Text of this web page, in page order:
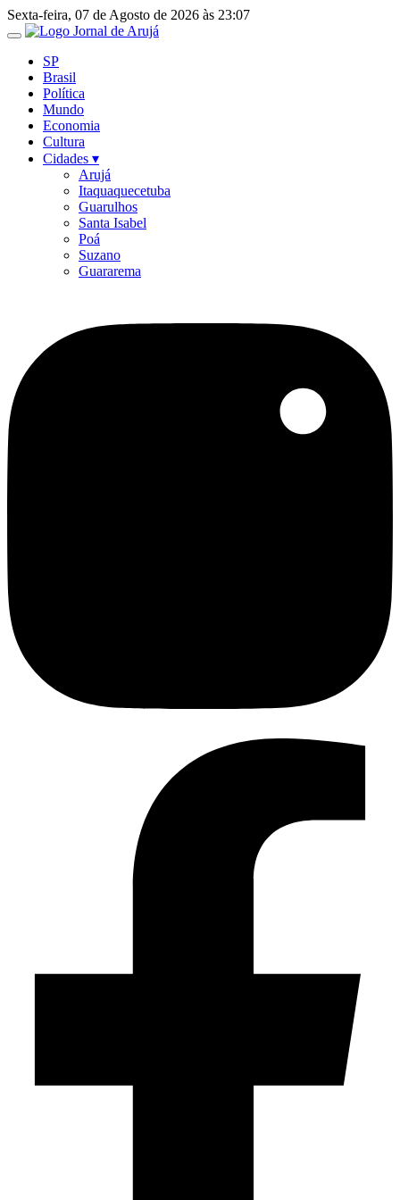
Ir
para
conteúdo
Sexta-feira, 07 de Agosto de 2026 às 23:07
SP
Brasil
Política
Mundo
Economia
Cultura
Cidades ▾
Arujá
Itaquaquecetuba
Guarulhos
Santa Isabel
Poá
Suzano
Guararema